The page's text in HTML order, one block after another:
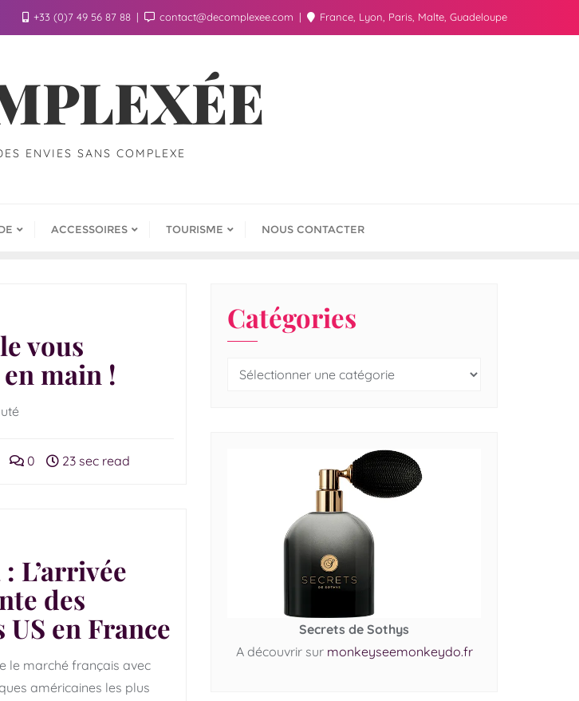
+33 (0)7 49 56 87 88 contact@decomplexee.com France, Lyon, Paris, Malte, Guadeloupe
ENVIES SANS COMPLEXE
ACCESSOIRES TOURISME NOUS CONTACTER
vous
main !
0 23 sec read
L’arrivée
des
en France
le marché français avec
américaines les plus
Catégories
Secrets de Sothys
A découvrir sur monkeyseemonkeydo.fr